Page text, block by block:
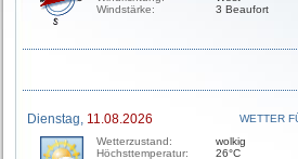
Windstärke:
3 Beaufort
Dienstag, 11.08.2026
WETTER
Wetterzustand:
Höchsttemperatur:
wolkig
26°C